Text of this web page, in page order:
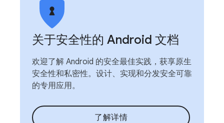
关于安全性的 Android 文档
欢迎了解 Android 的安全最佳实践，获享原生
安全性和私密性。设计、实现和分发安全可靠
的专用应用。
了解详情